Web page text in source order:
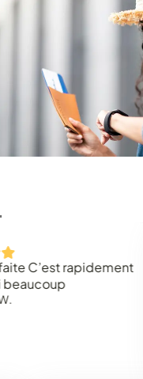
rapidement